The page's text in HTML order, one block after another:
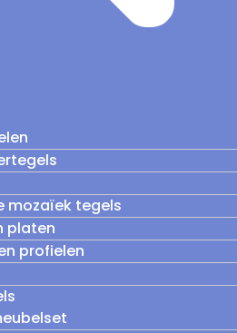
mozaïek tegels
platen
profielen